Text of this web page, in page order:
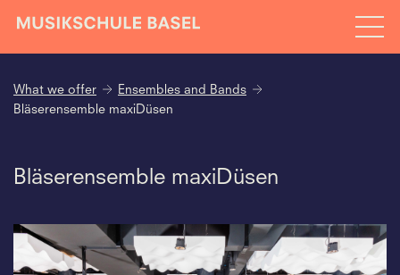
What we offer
Ensembles and Bands
Bläserensemble maxiDüsen
Bläserensemble maxiDüsen